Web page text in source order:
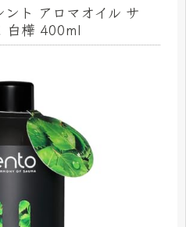
ト アロマオイル サ
白樺 400ml